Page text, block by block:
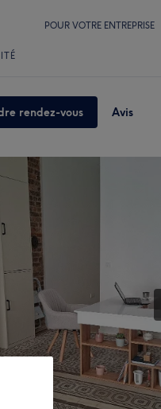
POUR VOTRE ENTREPRISE
rendez-vous Avis